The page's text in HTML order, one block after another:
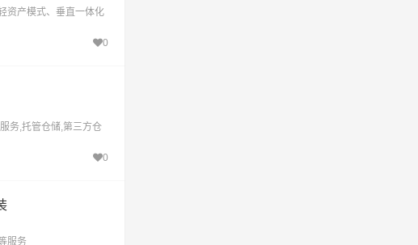
资产模式、垂直一体化
0
务,托管仓储,第三方仓
0
服务